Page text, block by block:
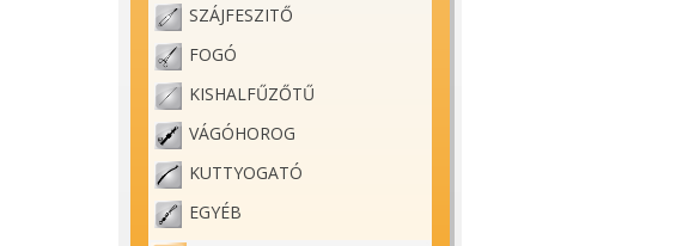
SZÁJFESZITŐ
FOGÓ
KISHALFŰZŐTŰ
VÁGÓHOROG
KUTTYOGATÓ
EGYÉB